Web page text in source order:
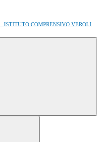
ISTITUTO COMPRENSIVO VEROLI